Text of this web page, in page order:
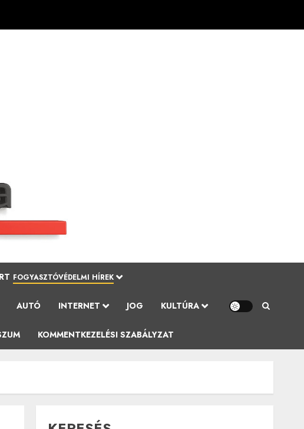
FOGYASZTÓVÉDELMI HÍREK
AUTÓ INTERNET JOG KULTÚRA
KOMMENTKEZELÉSI SZABÁLYZAT